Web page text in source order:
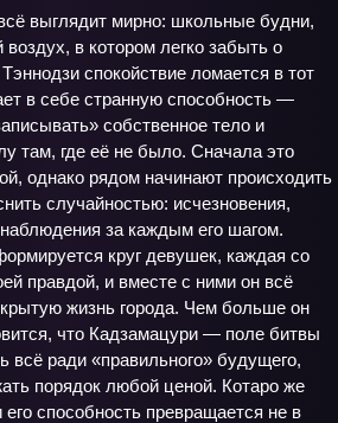
выглядит мирно: школьные будни,
в котором легко забыть о
спокойствие ломается в тот
в себе странную способность —
собственное тело и
там, где её не было. Сначала это
однако рядом начинают происходить
случайностью: исчезновения,
за каждым его шагом.
круг девушек, каждая со
правдой, и вместе с ними он всё
жизнь города. Чем больше он
что Кадзамацури — поле битвы
всё ради «правильного» будущего,
порядок любой ценой. Котаро же
способность превращается не в